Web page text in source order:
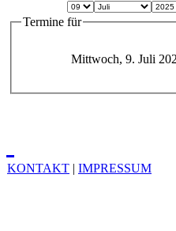
Termine für
Mittwoch, 9. Juli
KONTAKT | IMPRESSUM